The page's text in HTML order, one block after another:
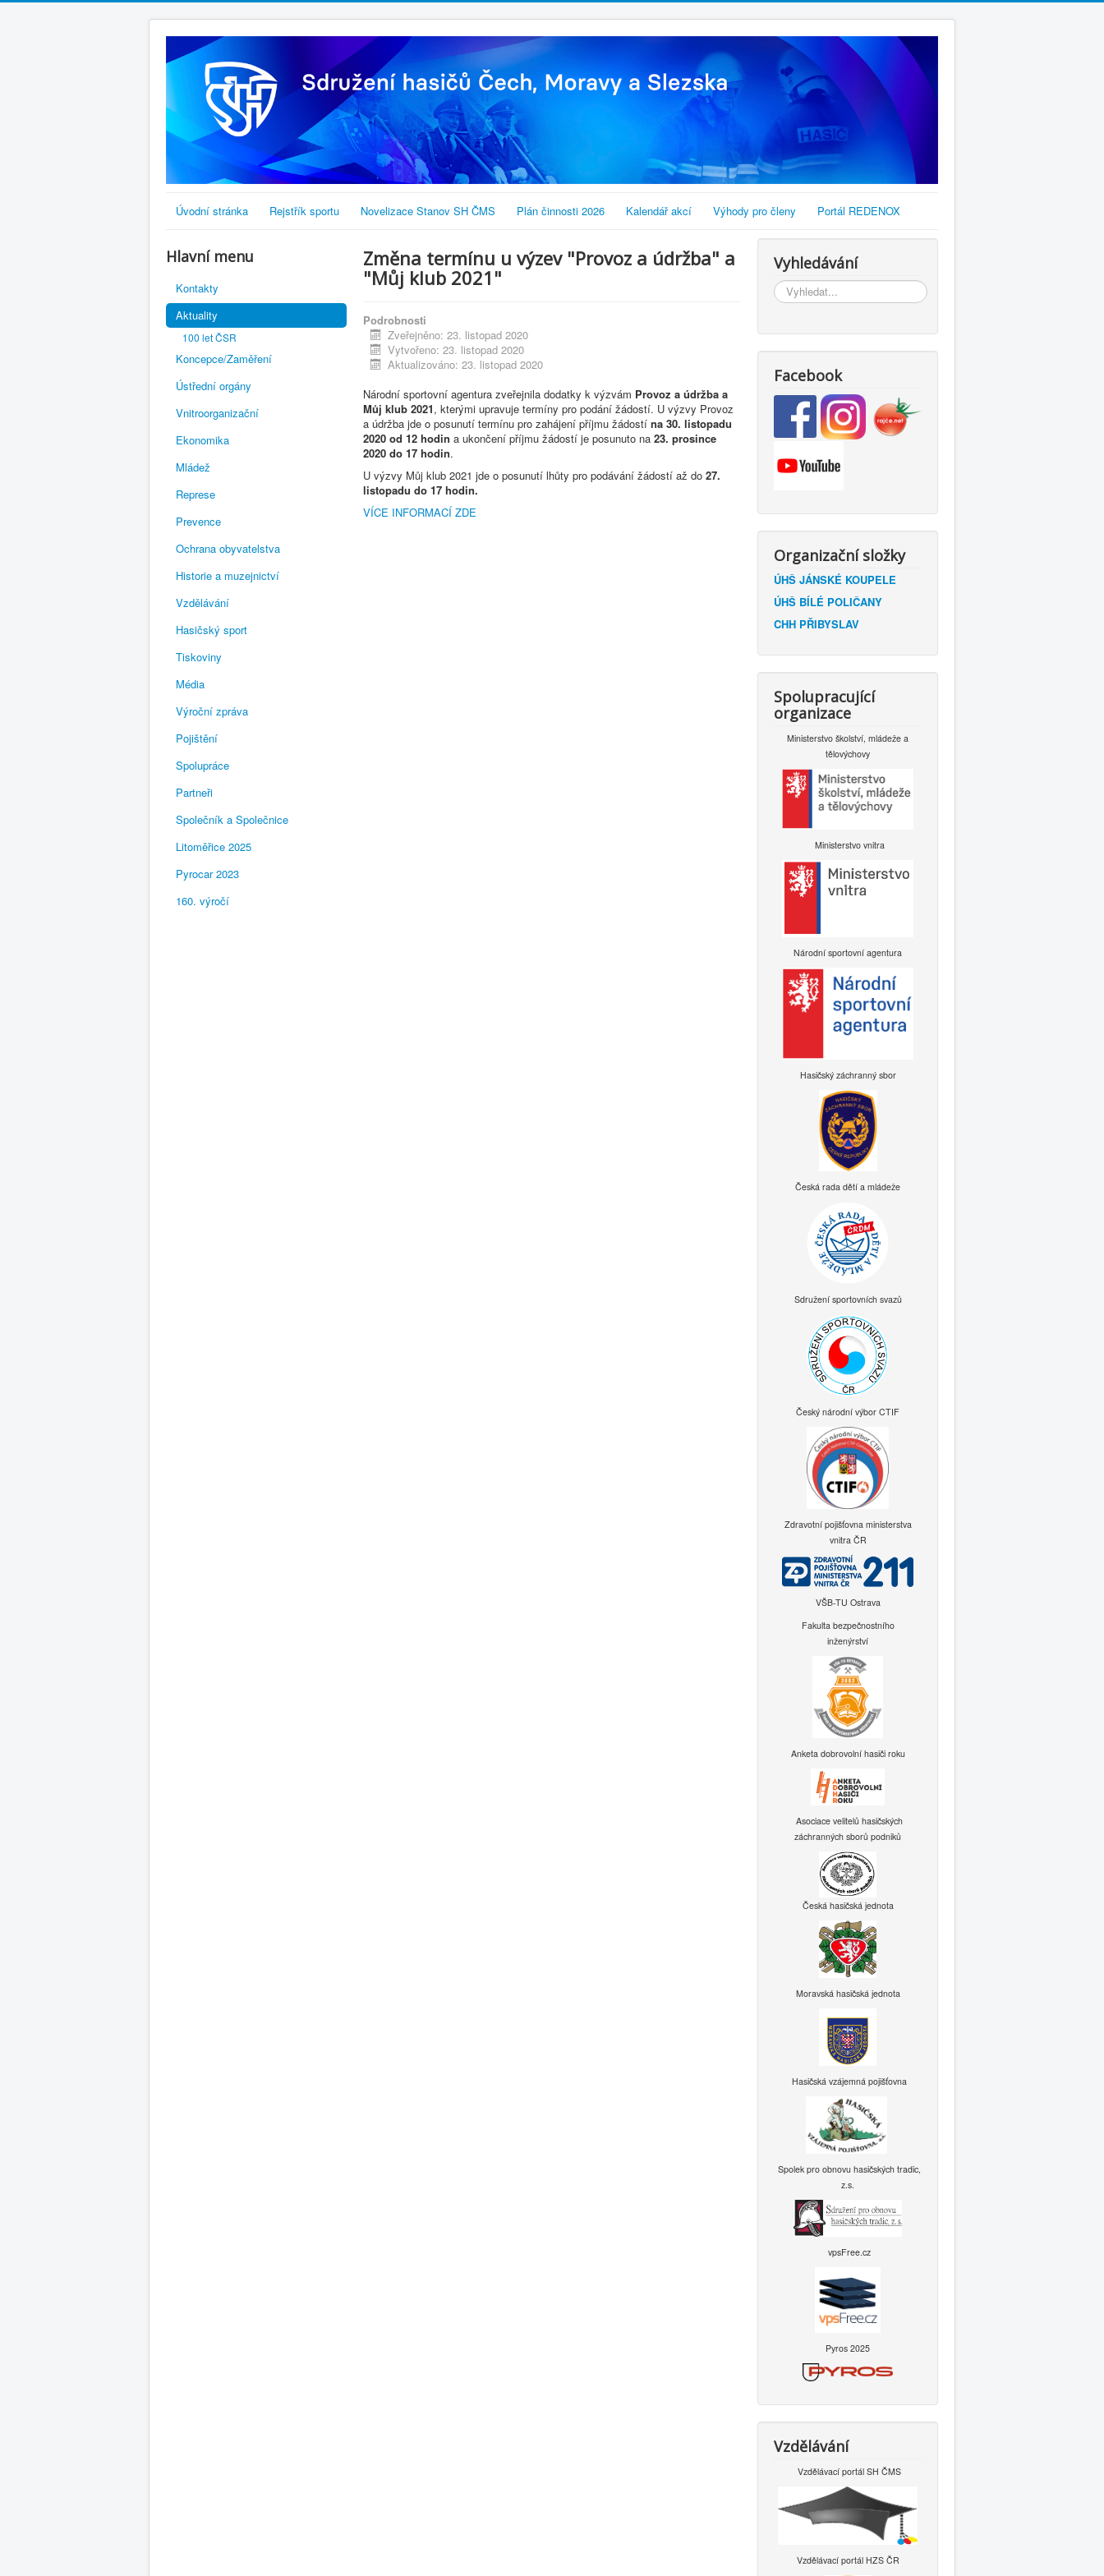
Úvodní stránka Rejstřík sportu Novelizace Stanov SH ČMS Plán činnosti 2026 Kalendář akcí Výhody pro členy Portál REDENOX
Hlavní menu
Kontakty
Aktuality
100 let ČSR
Koncepce/Zaměření
Ústřední orgány
Vnitroorganizační
Ekonomika
Mládež
Represe
Prevence
Ochrana obyvatelstva
Historie a muzejnictví
Vzdělávání
Hasičský sport
Tiskoviny
Média
Výroční zpráva
Pojištění
Spolupráce
Partneři
Společník a Společnice
Litoměřice 2025
Pyrocar 2023
160. výročí
Změna termínu u výzev "Provoz a údržba" a
"Můj klub 2021"
Podrobnosti
Zveřejněno: 23. listopad 2020
Vytvořeno: 23. listopad 2020
Aktualizováno: 23. listopad 2020
Národní sportovní agentura zveřejnila dodatky k výzvám Provoz a údržba a
Můj klub 2021, kterými upravuje termíny pro podání žádostí. U výzvy Provoz
a údržba jde o posunutí termínu pro zahájení příjmu žádostí na 30. listopadu
2020 od 12 hodin a ukončení příjmu žádostí je posunuto na 23. prosince
2020 do 17 hodin.
U výzvy Můj klub 2021 jde o posunutí lhůty pro podávání žádostí až do 27.
listopadu do 17 hodin.
VÍCE INFORMACÍ ZDE
Vyhledávání
Vyhledávání...
Facebook
Organizační složky
ÚHŠ JÁNSKÉ KOUPELE
ÚHŠ BÍLÉ POLIČANY
CHH PŘIBYSLAV
Spolupracující
organizace
Ministerstvo školství, mládeže a
tělovýchovy
Ministerstvo vnitra
Národní sportovní agentura
Hasičský záchranný sbor
Česká rada dětí a mládeže
Sdružení sportovních svazů
Český národní výbor CTIF
Zdravotní pojišťovna ministerstva
vnitra ČR
VŠB-TU Ostrava
Fakulta bezpečnostního
inženýrství
Anketa dobrovolní hasiči roku
Asociace velitelů hasičských
záchranných sborů podniků
Česká hasičská jednota
Moravská hasičská jednota
Hasičská vzájemná pojišťovna
Spolek pro obnovu hasičských tradic,
z.s.
vpsFree.cz
Pyros 2025
Vzdělávání
Vzdělávací portál SH ČMS
Vzdělávací portál HZS ČR